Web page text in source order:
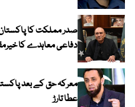
صدر مملکت کا
دفاعی معاہدے کا
معرکہ حق کے بعد
عطا تارڑ